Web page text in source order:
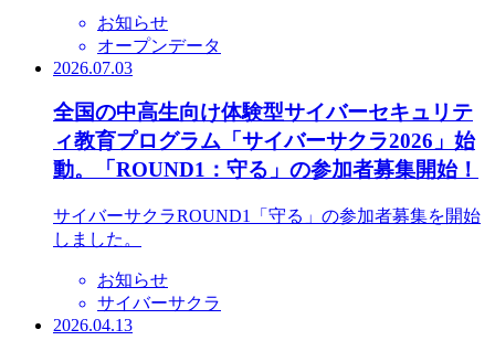
お知らせ
オープンデータ
2026.07.03
全国の中高生向け体験型サイバーセキュリテ
ィ教育プログラム「サイバーサクラ2026」始
動。「ROUND1：守る」の参加者募集開始！
サイバーサクラROUND1「守る」の参加者募集を開始
しました。
お知らせ
サイバーサクラ
2026.04.13